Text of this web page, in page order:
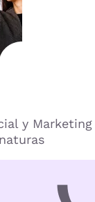
y Marketing